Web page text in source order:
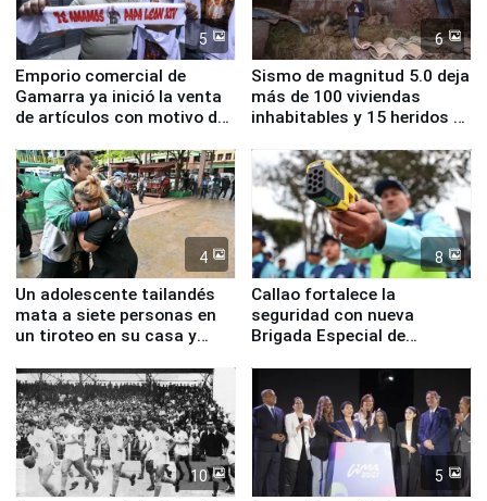
5
Emporio comercial de
Gamarra ya inició la venta
de artículos con motivo de
6
Sismo de magnitud 5.0 deja
más de 100 viviendas
inhabitables y 15 heridos en
4
Un adolescente tailandés
mata a siete personas en
un tiroteo en su casa y
8
Callao fortalece la
seguridad con nueva
Brigada Especial de
equipamiento para
Serenazgo
10 5